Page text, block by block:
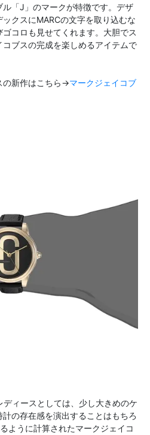
「J」のマークが特徴です。デザ
クスにMARCの文字を取り込むな
コロも見せてくれます。大胆でス
ブスの完成を楽しめるアイテムで
の新作はこちら→マークジェイコブ
ィースとしては、少し大きめのケ
の存在感を演出することはもちろ
ように計算されたマークジェイコ